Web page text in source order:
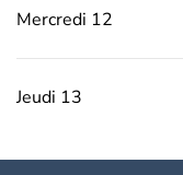
Mercredi 12
Jeudi 13